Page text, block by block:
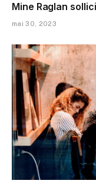
Mine Raglan
mai 30, 2023